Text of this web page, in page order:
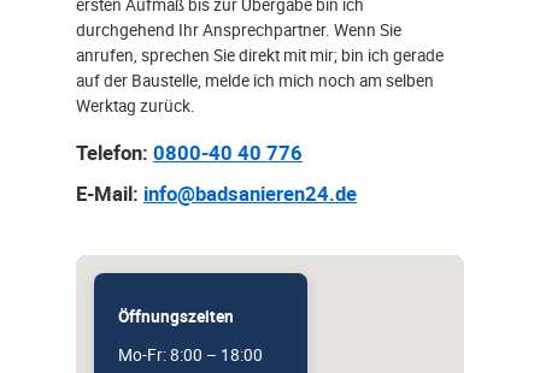
durchgehend Ihr Ansprechpartner. Wenn Sie
anrufen, sprechen Sie direkt mit mir; bin ich gerade
auf der Baustelle, melde ich mich noch am selben
Werktag zurück.
Telefon: 0800-40 40 776
E-Mail: info@badsanieren24.de
Öffnungszeiten
Mo-Fr: 8:00 – 18:00